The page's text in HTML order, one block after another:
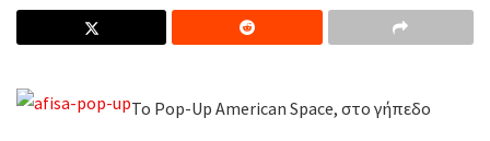
Το Pop-Up American Space, στο γήπεδο